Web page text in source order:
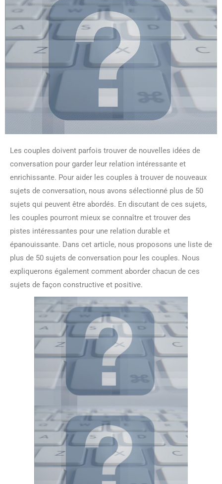
Les couples doivent parfois trouver de nouvelles idées de
conversation pour garder leur relation intéressante et
enrichissante. Pour aider les couples à trouver de nouveaux
sujets de conversation, nous avons sélectionné plus de 50
sujets qui peuvent être abordés. En discutant de ces sujets,
les couples pourront mieux se connaître et trouver des
pistes intéressantes pour une relation durable et
épanouissante. Dans cet article, nous proposons une liste de
plus de 50 sujets de conversation pour les couples. Nous
expliquerons également comment aborder chacun de ces
sujets de façon constructive et positive.